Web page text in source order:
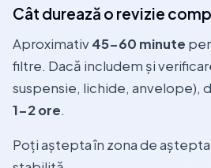
Cât durează o revizie
Aproximativ45-60 minute
filtre. Dacă includem și
suspensie, lichide, anvelope),
1-2 ore.
Poți aștepta în zona de